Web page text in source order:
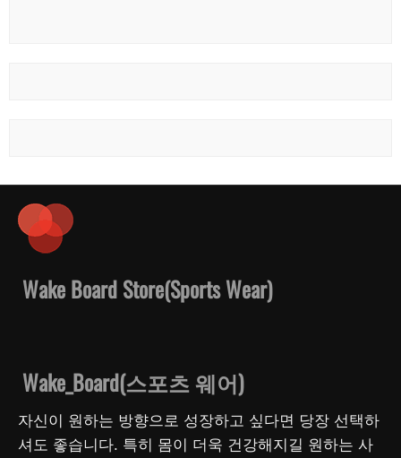
Wake Board Store(Sports Wear)
Wake_Board(스포츠 웨어)
자신이 원하는 방향으로 성장하고 싶다면 당장 선택하
셔도 좋습니다. 특히 몸이 더욱 건강해지길 원하는 사